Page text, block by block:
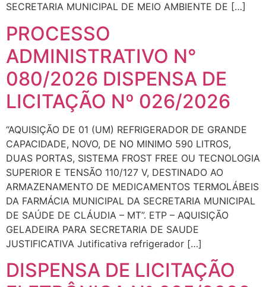
SECRETARIA MUNICIPAL DE MEIO AMBIENTE DE […]
PROCESSO
ADMINISTRATIVO N°
080/2026 DISPENSA DE
LICITAÇÃO Nº 026/2026
“AQUISIÇÃO DE 01 (UM) REFRIGERADOR DE GRANDE
CAPACIDADE, NOVO, DE NO MINIMO 590 LITROS,
DUAS PORTAS, SISTEMA FROST FREE OU TECNOLOGIA
SUPERIOR E TENSÃO 110/127 V, DESTINADO AO
ARMAZENAMENTO DE MEDICAMENTOS TERMOLÁBEIS
DA FARMÁCIA MUNICIPAL DA SECRETARIA MUNICIPAL
DE SAÚDE DE CLÁUDIA – MT”. ETP – AQUISIÇÃO
GELADEIRA PARA SECRETARIA DE SAUDE
JUSTIFICATIVA Jutificativa refrigerador […]
DISPENSA DE LICITAÇÃO